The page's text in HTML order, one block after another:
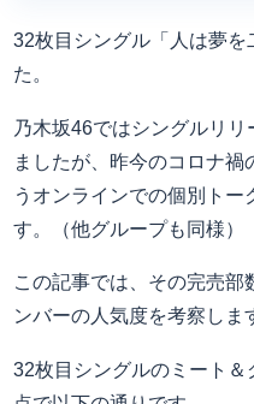
32枚目シングル「人は夢
た。
乃木坂46ではシングルリ
ましたが、昨今のコロナ
うオンラインでの個別トー
す。（他グループも同様）
この記事では、その完売部
ンバーの人気度を考察しま
32枚目シングルのミート